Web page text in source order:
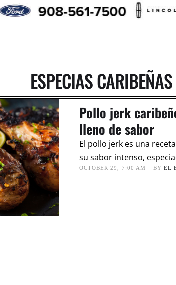
ESPECIAS CARIBEÑAS
Pollo jerk
lleno de sabor
El pollo jerk es una
su sabor intenso,
OCTOBER 29 7:00 AM BY EL